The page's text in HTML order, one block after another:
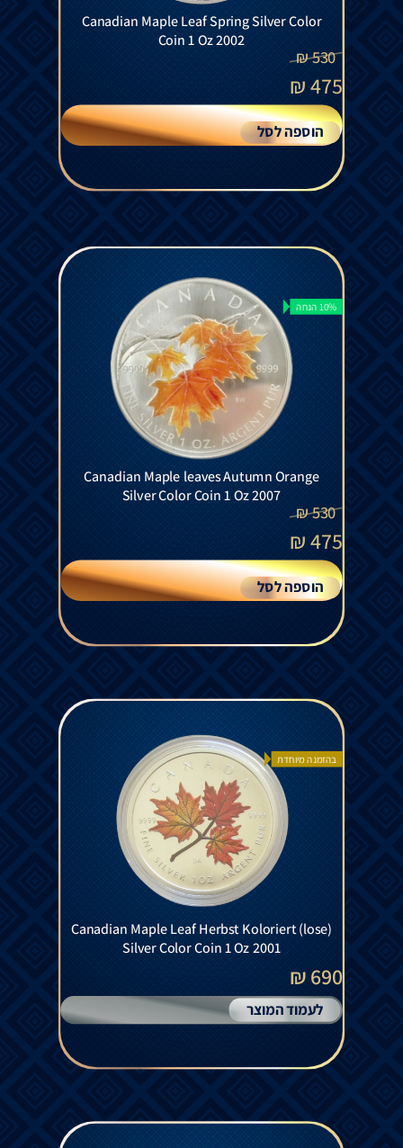
Canadian Maple Leaf Spring Silver Color
Coin 1 Oz 2002
530
₪
475
₪
הוספה לסל
10% הנחה
Canadian Maple leaves Autumn Orange
Silver Color Coin 1 Oz 2007
530
₪
475
₪
הוספה לסל
בהזמנה מיוחדת
Canadian Maple Leaf Herbst Koloriert (lose)
Silver Color Coin 1 Oz 2001
690 ₪
לעמוד המוצר